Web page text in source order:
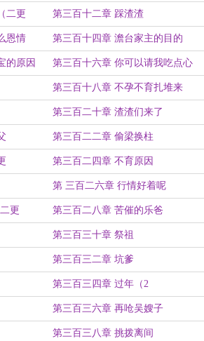
二更 第三百十二章 踩渣渣
恩情 第三百十四章 澹台家主的目的
的原因 第三百十六章 你可以请我吃点心
第三百十八章 不孕不育扎堆来
第三百二十章 渣渣们来了
第三百二二章 偷梁换柱
第三百二四章 不育原因
第 三百二六章 行情好着呢
更 第三百二八章 苦催的乐爸
第三百三十章 祭祖
第三百三二章 坑爹
第三百三四章 过年（2
第三百三六章 再呛吴嫂子
第三百三八章 挑拨离间